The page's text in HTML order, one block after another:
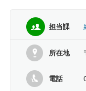
担当課
所在地
電話